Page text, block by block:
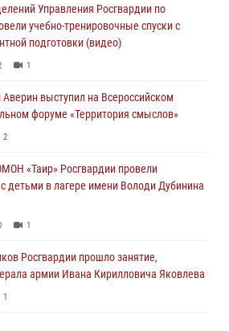
выступил на Всероссийском
форуме «Территория смыслов»
матчевого турнира на Кубок
7
Росгвардии отмечает день
Управления Росгвардии по
учебно-тренировочные спуски с
подготовки (видео)
1
выступил на Всероссийском
форуме «Территория смыслов»
2
«Таир» Росгвардии провели
детьми в лагере имени Володи Дубинина
1
Росгвардии прошло занятие,
армии Ивана Кирилловича Яковлева
1